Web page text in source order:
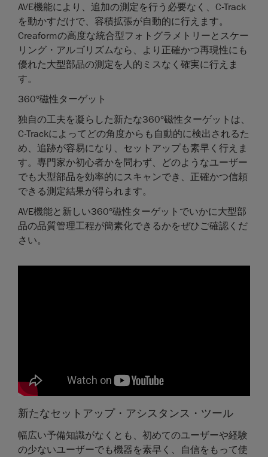
AVE機能により、追加の測定を行う必要なく、C-Track
を動かすだけで、容積拡張が自動的に行えます。
Creaformの高度な統合型フォトグラメトリーとスケー
リング・アルゴリズムなら、より正確かつ再現性にも
優れた大型部品の測定を人的ミスなく確実に行えま
す。
360°磁性ターゲット
独自の工夫を凝らした新たな360°磁性ターゲットは、
C-Trackによってどの角度からも自動的に検出されるた
め、追跡が容易になり、セットアップも素早く行えま
す。専門家か初心者かを問わず、どのようなユーザー
でも大型部品を効率的にスキャンでき、正確かつ信頼
できる測定結果が得られます。
AVE機能と新しい360°磁性ターゲットでいかに大型部
品の品質管理工程が簡素化できるかをぜひご確認くだ
さい。
新たなセットアップ・アシスタンス・ツール
幅広い予備知識がなくとも、初めてのユーザーや経験
の少ないユーザーでも機器を素早く、自信をもって使